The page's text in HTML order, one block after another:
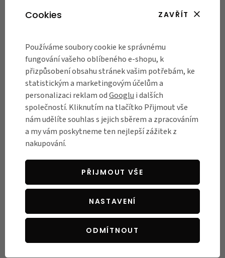
Byla jsem nadšená z přístupu a znalostí
Ověřený zákazník 05.05.2026
Cookies ZAVŘÍT
Používáme soubory cookie ke správnému
fungování vašeho oblíbeného e-shopu, k
přizpůsobení obsahu stránek vašim potřebám, ke
statistickým a marketingovým účelům a
personalizaci reklam odGooglu i dalších
společností. Kliknutím na tlačítko Přijmout vše
nám udělíte souhlas s jejich sběrem a zpracováním
a my vám poskytneme ten nejlepší zážitek z
nakupování.
PŘIJMOUT VŠE
NASTAVENÍ
ODMÍTNOUT